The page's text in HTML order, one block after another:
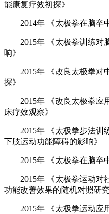
能康复疗效初探》
2014年 《太极拳在脑卒中
2015年 《太极拳训练对
响》
2015年 《改良太极拳对
探》
2015年 《改良太极拳应
床疗效观察》
2015年 《太极拳步法训
下肢运动功能障碍的影响》
2015年 《太极拳在脑卒中
2015年 《太极拳运动对
功能改善效果的随机对照研究
2015年 《太极拳运动应